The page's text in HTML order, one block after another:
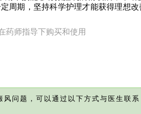
周期，坚持科学护理才能获得理想
药师指导下购买和使用
问题，可以通过以下方式与医生联系